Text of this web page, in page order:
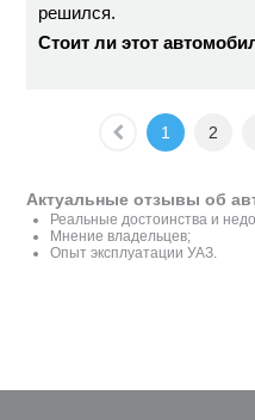
решился.
Стоит ли этот
1 2
Актуальные отзывы об
Реальные достоинства и
Мнение владельцев;
Опыт эксплуатации УАЗ.